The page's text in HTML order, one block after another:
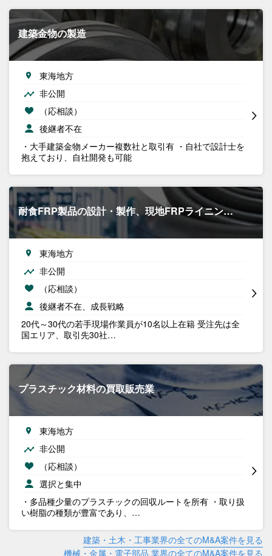
建築金物の製造
東海地方
非公開
（応相談）
後継者不在
・大手建築金物メーカー複数社と取引有 ・自社で設計士を
抱えており、自社開発も可能
耐食FRP製品の設計・製作、現地FRPライニン…
東海地方
非公開
（応相談）
後継者不在、成長戦略
20代～30代の若手現場作業員が10名以上在籍 受注先は全
国エリア、取引先30社…
プラスチック材料の買取販売業
東海地方
非公開
（応相談）
選択と集中
・多品種少量のプラスチックの回収ルートを所有 ・取り扱
い樹脂の種類が豊富であり、…
建築・土木・工事業界の全てのM&A案件を見る
機械・金属・電子部品 業界の全てのM&A案件を見る